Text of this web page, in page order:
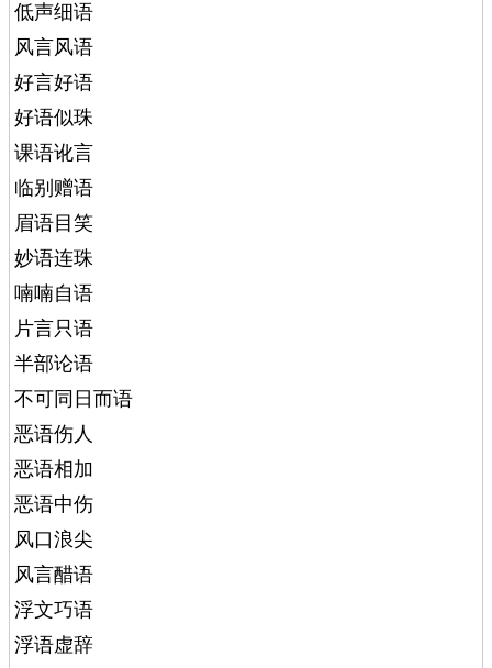
低声细语
风言风语
好言好语
好语似珠
课语讹言
临别赠语
眉语目笑
妙语连珠
喃喃自语
片言只语
半部论语
不可同日而语
恶语伤人
恶语相加
恶语中伤
风口浪尖
风言醋语
浮文巧语
浮语虚辞